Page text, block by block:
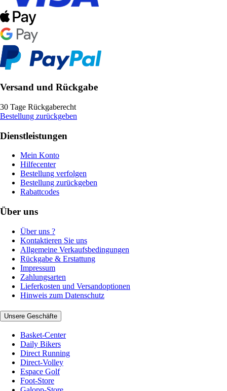
Versand und Rückgabe
30 Tage Rückgaberecht
Bestellung zurückgeben
Dienstleistungen
Mein Konto
Hilfecenter
Bestellung verfolgen
Bestellung zurückgeben
Rabattcodes
Über uns
Über uns ?
Kontaktieren Sie uns
Allgemeine Verkaufsbedingungen
Rückgabe & Erstattung
Impressum
Zahlungsarten
Lieferkosten und Versandoptionen
Hinweis zum Datenschutz
Unsere Geschäfte
Basket-Center
Daily Bikers
Direct Running
Direct-Volley
Espace Golf
Foot-Store